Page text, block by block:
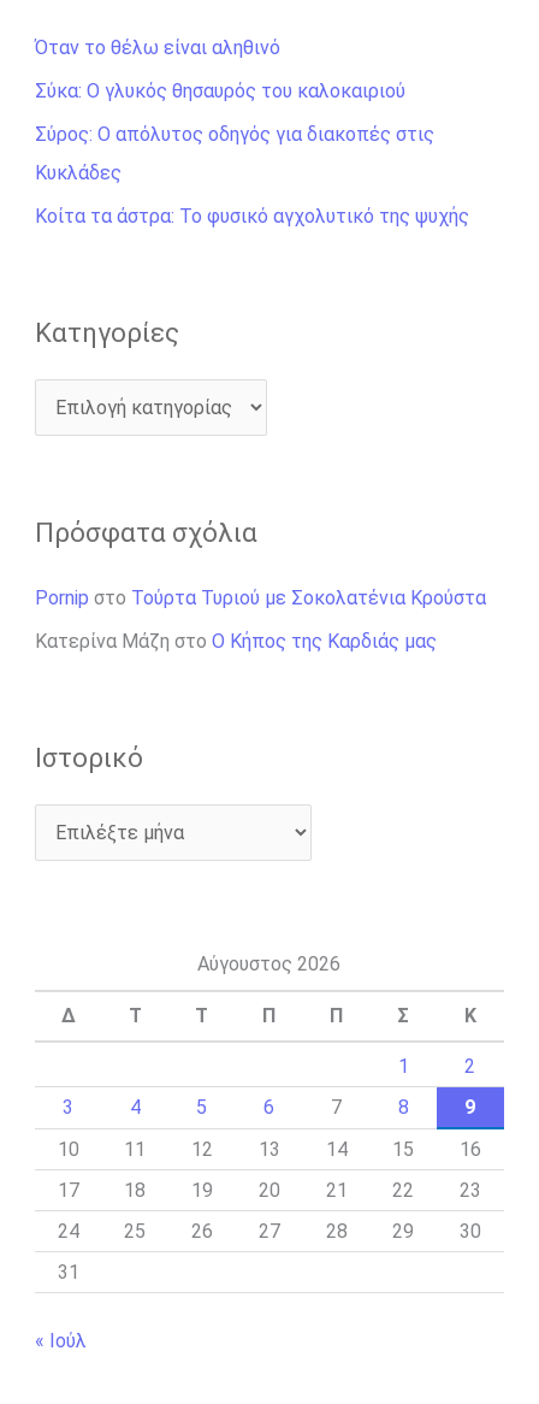
τ
η
σ
η
γ
Όταν το θέλω είναι αληθινό
Σύκα: Ο γλυκός θησαυρός του καλοκαιριού
Σύρος: Ο απόλυτος οδηγός για διακοπές στις
Κυκλάδες
Κοίτα τα άστρα: Το φυσικό αγχολυτικό της ψυχής
Kατηγορίες
Πρόσφατα σχόλια
Pornip στο Τούρτα Τυριού με Σοκολατένια Κρούστα
Κατερίνα Μάζη στο Ο Κήπος της Καρδιάς μας
Ιστορικό
Αύγουστος 2026
Δ Τ Τ Π Π Σ Κ
1
2
3
4 5 6 7 8
9
10
11 12 13 14 15
16
17
18 19 20 21 22
23
24
25 26 27 28 29
30
31
« Ιούλ